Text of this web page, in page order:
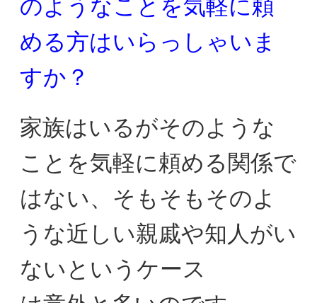
のようなことを気軽に頼
める方はいらっしゃいま
すか？
家族はいるがそのような
ことを気軽に頼める関係で
はない、 そもそもそのよ
うな近しい親戚や知人がい
ないというケース